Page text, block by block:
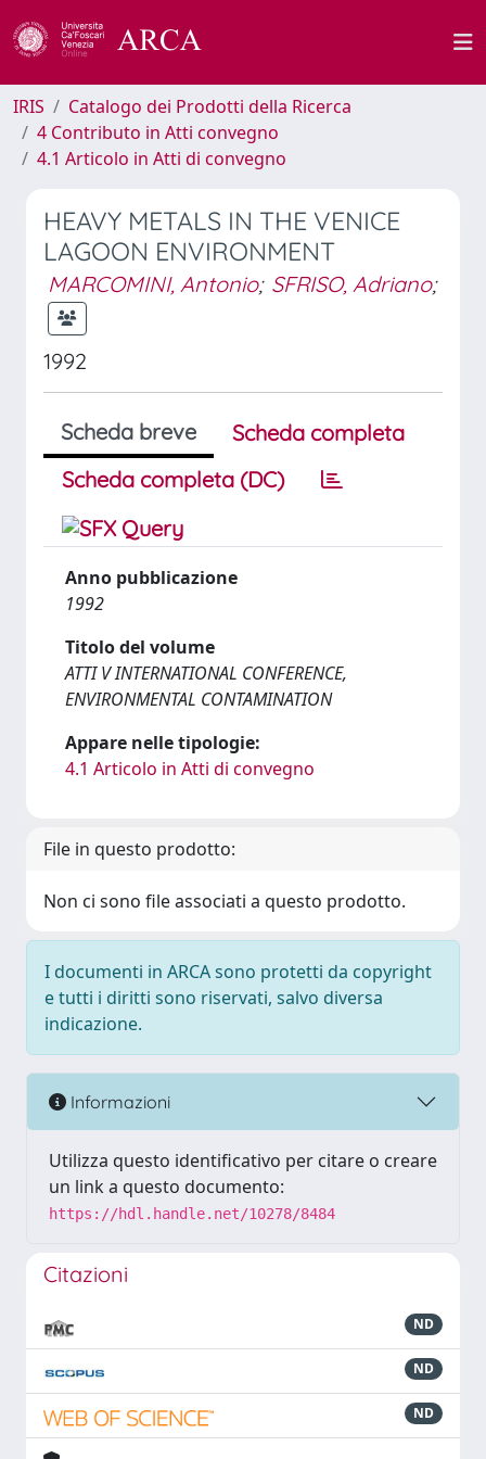
IRIS
Catalogo dei Prodotti della Ricerca
4 Contributo in Atti convegno
4.1 Articolo in Atti di convegno
HEAVY METALS IN THE VENICE
LAGOON ENVIRONMENT
MARCOMINI, Antonio; SFRISO, Adriano;
1992
Scheda breve
Scheda completa
Scheda completa (DC)
Anno pubblicazione
1992
Titolo del volume
ATTI V INTERNATIONAL CONFERENCE,
ENVIRONMENTAL CONTAMINATION
Appare nelle tipologie:
4.1 Articolo in Atti di convegno
File in questo prodotto:
Non ci sono file associati a questo prodotto.
I documenti in ARCA sono protetti da copyright
e tutti i diritti sono riservati, salvo diversa
indicazione.
Informazioni
Utilizza questo identificativo per citare o creare
un link a questo documento:
https://hdl.handle.net/10278/8484
Citazioni
ND
ND
ND